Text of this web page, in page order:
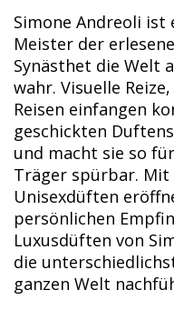
Simone Andreoli
Meister der
Synästhet die Welt
wahr. Visuelle
Reisen einfangen
geschickten
und macht sie so
Träger spürbar. Mit
Unisexdüften
persönlichen
Luxusdüften von
die
ganzen Welt